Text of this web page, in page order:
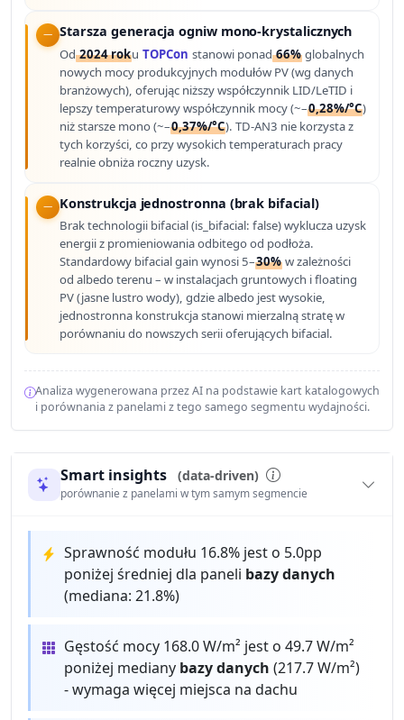
Starsza generacja ogniw mono-krystalicznych
Od2024 roku TOPCon stanowi ponad66% globalnych
nowych mocy produkcyjnych modułów PV (wg danych
branżowych), oferując niższy współczynnik LID/LeTID i
lepszy temperaturowy współczynnik mocy (~–0,28%/°C)
niż starsze mono (~–0,37%/°C). TD-AN3 nie korzysta z
tych korzyści, co przy wysokich temperaturach pracy
realnie obniża roczny uzysk.
Konstrukcja jednostronna (brak bifacial)
Brak technologii bifacial (is_bifacial: false) wyklucza uzysk
energii z promieniowania odbitego od podłoża.
Standardowy bifacial gain wynosi 5–30% w zależności
od albedo terenu – w instalacjach gruntowych i floating
PV (jasne lustro wody), gdzie albedo jest wysokie,
jednostronna konstrukcja stanowi mierzalną stratę w
porównaniu do nowszych serii oferujących bifacial.
Analiza wygenerowana przez AI na podstawie kart katalogowych
i porównania z panelami z tego samego segmentu wydajności.
Smart insights (data-driven)
porównanie z panelami w tym samym segmencie
Sprawność modułu 16.8% jest o 5.0pp
poniżej średniej dla paneli bazy danych
(mediana: 21.8%)
Gęstość mocy 168.0 W/m² jest o 49.7 W/m²
poniżej mediany bazy danych (217.7 W/m²)
- wymaga więcej miejsca na dachu